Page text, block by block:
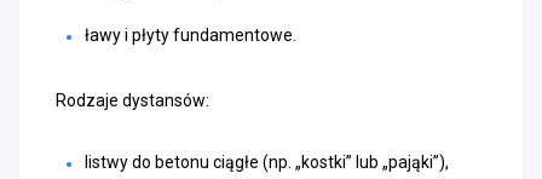
ławy i płyty fundamentowe.
Rodzaje dystansów:
listwy do betonu ciągłe (np. „kostki” lub „pająki”),